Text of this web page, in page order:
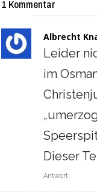
1 Kommentar
Albrecht
Leider
im
Dieser
Antwort